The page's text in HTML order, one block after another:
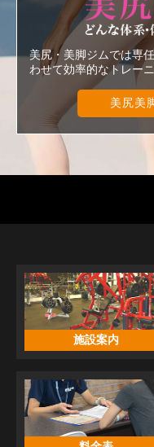
美尻・美脚ジムでは専
わせて効率的なトレー
美尻美
施設案内